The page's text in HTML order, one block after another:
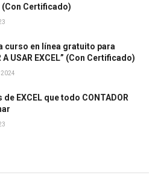
(Con Certificado)
curso en línea gratuito para
A USAR EXCEL” (Con Certificado)
2024
EXCEL que todo CONTADOR